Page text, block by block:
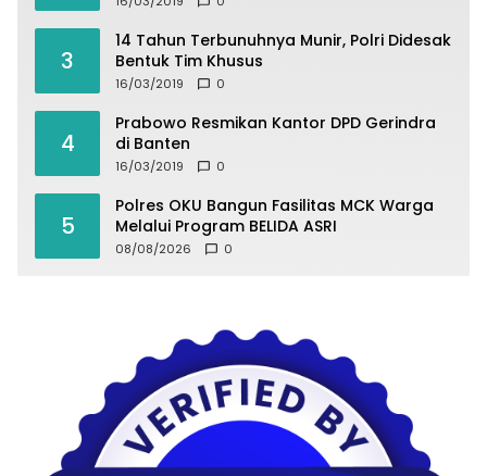
3
14 Tahun Terbunuhnya Munir, Polri Didesak
Bentuk Tim Khusus
16/03/2019 0
4
Prabowo Resmikan Kantor DPD Gerindra
di Banten
16/03/2019 0
5
Polres OKU Bangun Fasilitas MCK Warga
Melalui Program BELIDA ASRI
08/08/2026 0